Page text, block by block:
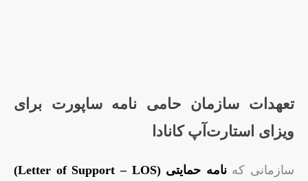
تعهدات سازمان حامی نامه ساپورت برای
ویزای استارت‌آپ کانادا
سازمانی که
نامه حمایتی (Letter of Support – LOS)